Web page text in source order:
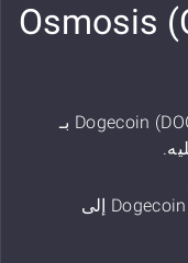
وتحقق من السعر: كم عدد Dogecoin (DOGE) بـ
لمعالجة عملية تحويل Dogecoin (DOGE) إلى